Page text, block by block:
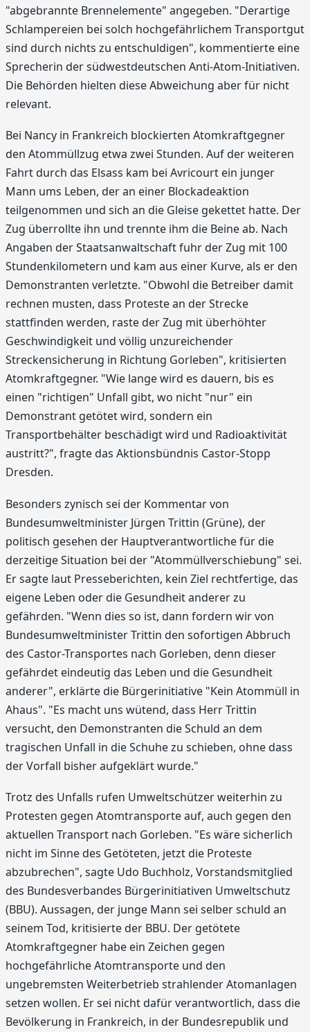
"abgebrannte Brennelemente" angegeben. "Derartige
Schlampereien bei solch hochgefährlichem Transportgut
sind durch nichts zu entschuldigen", kommentierte eine
Sprecherin der südwestdeutschen Anti-Atom-Initiativen.
Die Behörden hielten diese Abweichung aber für nicht
relevant.
Bei Nancy in Frankreich blockierten Atomkraftgegner
den Atommüllzug etwa zwei Stunden. Auf der weiteren
Fahrt durch das Elsass kam bei Avricourt ein junger
Mann ums Leben, der an einer Blockadeaktion
teilgenommen und sich an die Gleise gekettet hatte. Der
Zug überrollte ihn und trennte ihm die Beine ab. Nach
Angaben der Staatsanwaltschaft fuhr der Zug mit 100
Stundenkilometern und kam aus einer Kurve, als er den
Demonstranten verletzte. "Obwohl die Betreiber damit
rechnen musten, dass Proteste an der Strecke
stattfinden werden, raste der Zug mit überhöhter
Geschwindigkeit und völlig unzureichender
Streckensicherung in Richtung Gorleben", kritisierten
Atomkraftgegner. "Wie lange wird es dauern, bis es
einen "richtigen" Unfall gibt, wo nicht "nur" ein
Demonstrant getötet wird, sondern ein
Transportbehälter beschädigt wird und Radioaktivität
austritt?", fragte das Aktionsbündnis Castor-Stopp
Dresden.
Besonders zynisch sei der Kommentar von
Bundesumweltminister Jürgen Trittin (Grüne), der
politisch gesehen der Hauptverantwortliche für die
derzeitige Situation bei der "Atommüllverschiebung" sei.
Er sagte laut Presseberichten, kein Ziel rechtfertige, das
eigene Leben oder die Gesundheit anderer zu
gefährden. "Wenn dies so ist, dann fordern wir von
Bundesumweltminister Trittin den sofortigen Abbruch
des Castor-Transportes nach Gorleben, denn dieser
gefährdet eindeutig das Leben und die Gesundheit
anderer", erklärte die Bürgerinitiative "Kein Atommüll in
Ahaus". "Es macht uns wütend, dass Herr Trittin
versucht, den Demonstranten die Schuld an dem
tragischen Unfall in die Schuhe zu schieben, ohne dass
der Vorfall bisher aufgeklärt wurde."
Trotz des Unfalls rufen Umweltschützer weiterhin zu
Protesten gegen Atomtransporte auf, auch gegen den
aktuellen Transport nach Gorleben. "Es wäre sicherlich
nicht im Sinne des Getöteten, jetzt die Proteste
abzubrechen", sagte Udo Buchholz, Vorstandsmitglied
des Bundesverbandes Bürgerinitiativen Umweltschutz
(BBU). Aussagen, der junge Mann sei selber schuld an
seinem Tod, kritisierte der BBU. Der getötete
Atomkraftgegner habe ein Zeichen gegen
hochgefährliche Atomtransporte und den
ungebremsten Weiterbetrieb strahlender Atomanlagen
setzen wollen. Er sei nicht dafür verantwortlich, dass die
Bevölkerung in Frankreich, in der Bundesrepublik und